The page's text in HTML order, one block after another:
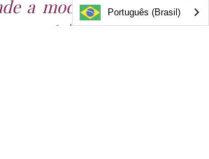
a modernidade vive a
Português (Brasil)